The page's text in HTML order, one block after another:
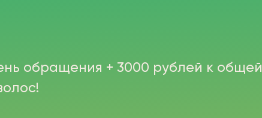
обращения + 3000 рублей к общей